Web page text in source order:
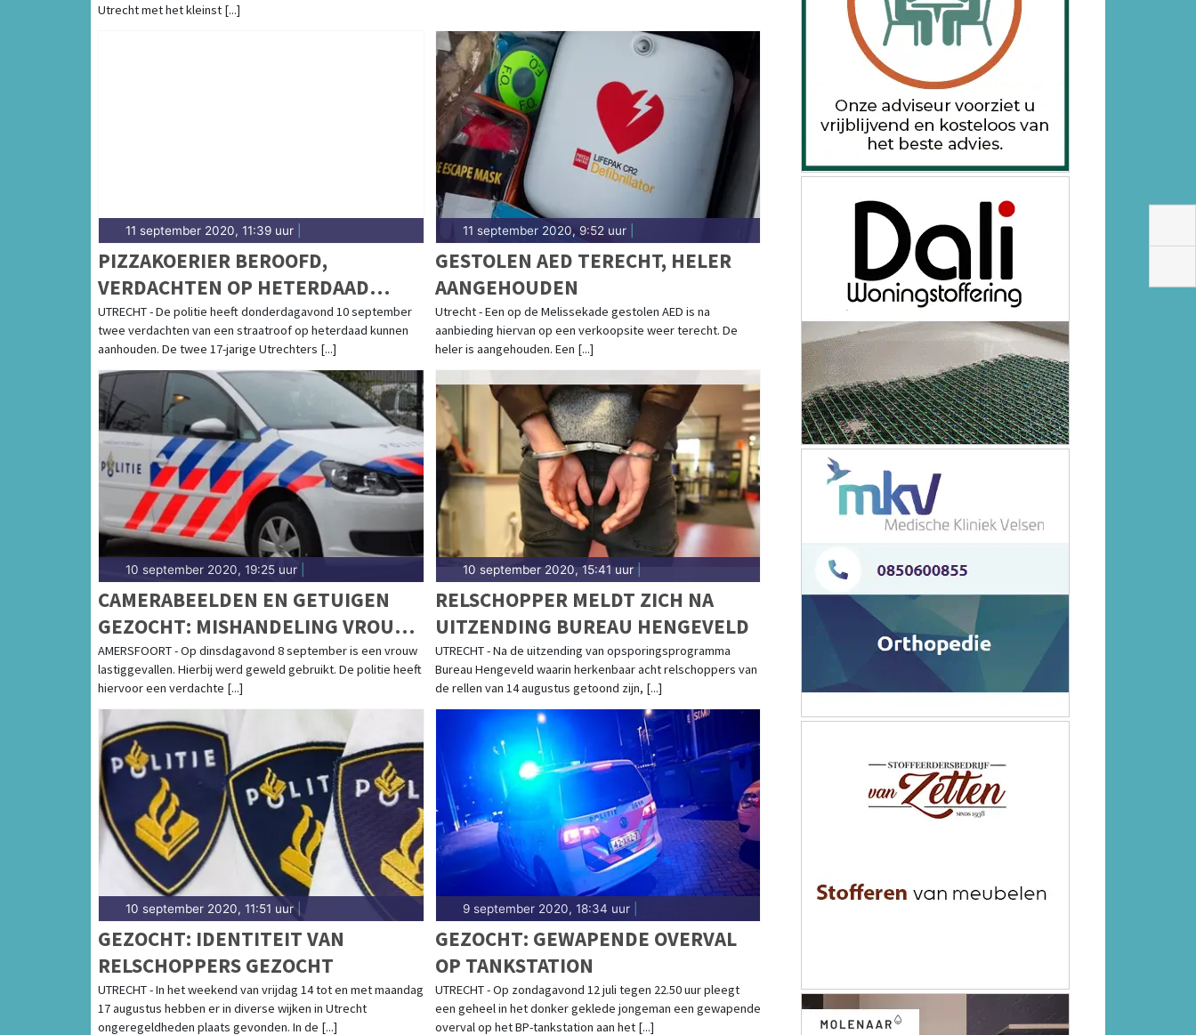
Utrecht met het kleinst [...]
11 september 2020, 11:39 uur
PIZZAKOERIER BEROOFD,
VERDACHTEN OP HETERDAAD
AANGEHOUDEN
UTRECHT - De politie heeft donderdagavond 10 september
twee verdachten van een straatroof op heterdaad kunnen
aanhouden. De twee 17-jarige Utrechters [...]
11 september 2020, 9:52 uur|
GESTOLEN AED TERECHT, HELER
AANGEHOUDEN
Utrecht - Een op de Melissekade gestolen AED is na
aanbieding hiervan op een verkoopsite weer terecht. De
heler is aangehouden. Een [...]
10 september 2020, 19:25 uur
CAMERABEELDEN EN GETUIGEN
GEZOCHT: MISHANDELING VROUW
AMERSFOORT
AMERSFOORT - Op dinsdagavond 8 september is een vrouw
lastiggevallen. Hierbij werd geweld gebruikt. De politie heeft
hiervoor een verdachte [...]
10 september 2020, 15:41 uur|
RELSCHOPPER MELDT ZICH NA
UITZENDING BUREAU HENGEVELD
UTRECHT - Na de uitzending van opsporingsprogramma
Bureau Hengeveld waarin herkenbaar acht relschoppers van
de rellen van 14 augustus getoond zijn, [...]
10 september 2020, 11:51 uur
GEZOCHT: IDENTITEIT VAN
RELSCHOPPERS GEZOCHT
UTRECHT - In het weekend van vrijdag 14 tot en met maandag
17 augustus hebben er in diverse wijken in Utrecht
ongeregeldheden plaats gevonden. In de [...]
9 september 2020, 18:34 uur|
GEZOCHT: GEWAPENDE OVERVAL
OP TANKSTATION
UTRECHT - Op zondagavond 12 juli tegen 22.50 uur pleegt
een geheel in het donker geklede jongeman een gewapende
overval op het BP-tankstation aan het [...]